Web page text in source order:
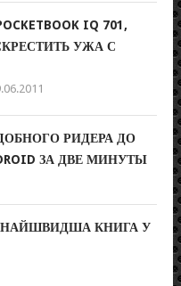
IQ 701,
УЖА С
РИДЕРА ДО
ЗА ДВЕ МИНУТЫ
– НАЙШВИДША КНИГА У